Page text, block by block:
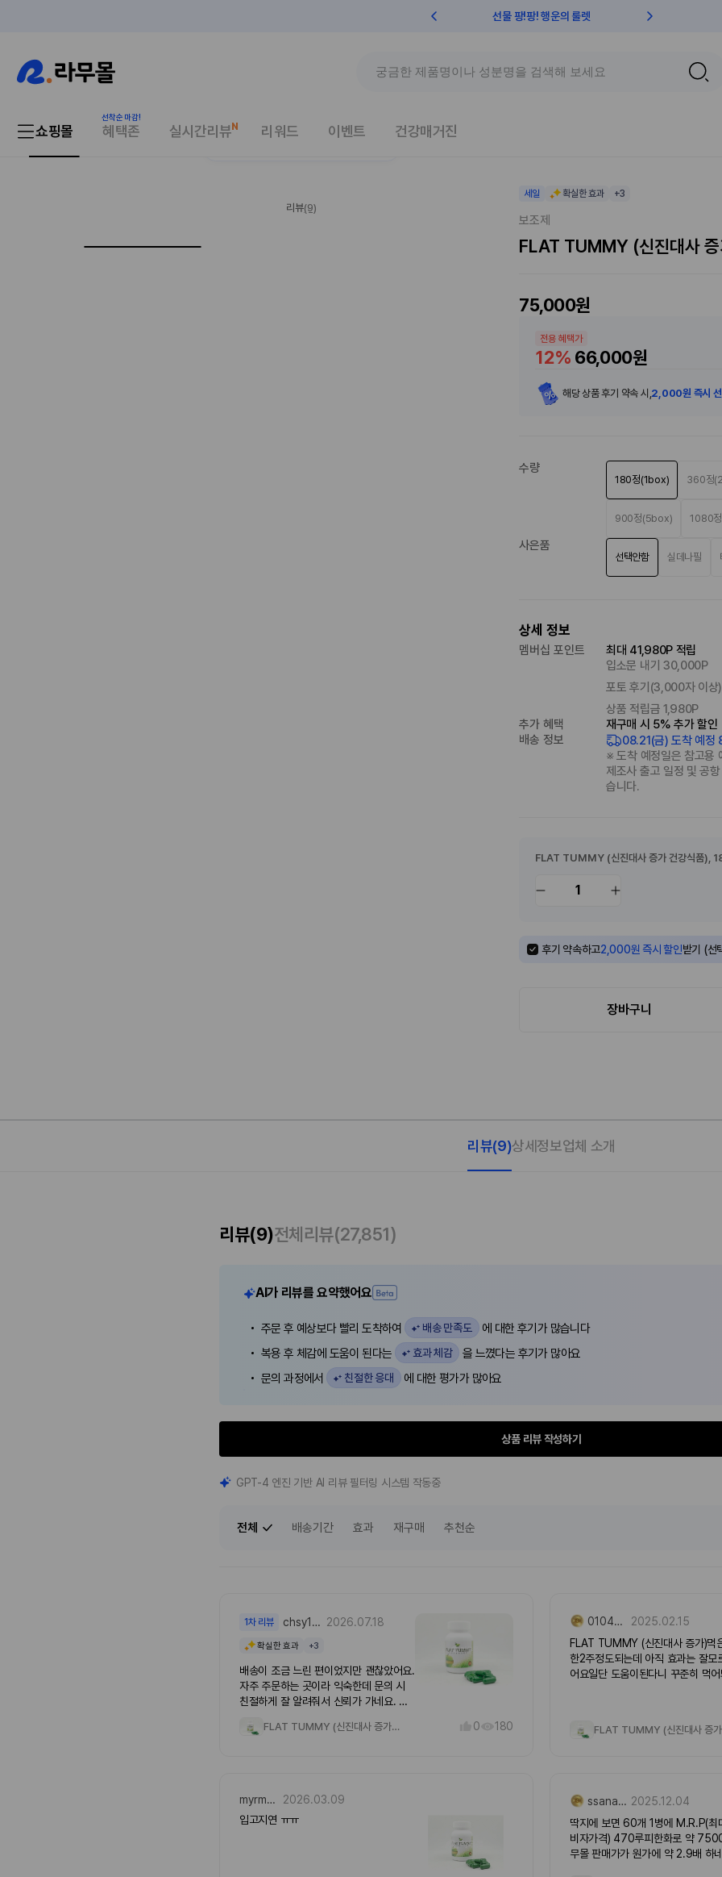
선물 팡!팡! 행운의 룰렛
쇼핑몰 혜택존 실시간리뷰 리워드 이벤트 건강매거진
리뷰(9)
세일 확실한 효과 +3
보조제
FLAT TUMMY (신진대사
75,000원
전용 혜택가
12% 66,000원
해당 상품 후기 약속 시,2,000원 즉시 선
수량
180정(1box) 360정
900정(5box) 1080
사은품
선택안함 실데나필
상세 정보
멤버십 포인트
최대 41,980P 적립
입소문 내기 30,000P
포토 후기(3,000자 이
상품 적립금 1,980P
추가 혜택
재구매 시 5% 추가 할인
배송 정보
08.21(금) 도착 예정
※ 도착 예정일은 참고용
제조사 출고 일정 및 공
습니다.
FLAT TUMMY (신진대사 증가 건강식품),
1
후기 약속하고2,000원 즉시 할인받기 (선
장바구니
리뷰(9)상세정보업체 소개
리뷰(9)전체리뷰(27,851)
AI가 리뷰를 요약했어요
주문 후 예상보다 빨리 도착하여 배송 만족도 에 대한 후기가 많습니다
복용 후 체감에 도움이 된다는
효과 체감
을 느꼈다는 후기가 많아요
문의 과정에서
친절한 응대 에 대한 평가가 많아요
상품 리뷰 작성하기
GPT-4 엔진 기반 AI 리뷰 필터링 시스템 작동중
전체 배송기간 효과 재구매 추천순
1차 리뷰 chsy1*** 2026.07.18
확실한 효과 +3
배송이 조금 느린 편이었지만 괜찮았어요.
자주 주문하는 곳이라 익숙한데 문의 시
친절하게 잘 알려줘서 신뢰가 가네요. 덕
FLAT TUMMY (신진대사 증가 건강식품) 0 180
01049140***
2025.02.15
FLAT TUMMY (신진대사 증가)먹
한2주정도되는데 아직 효과는 잘모
어요일단 도움이된다니 꾸준히 먹
FLAT TUMMY (신진대사 증가)먹
조제품들은 눈에 보이는효과는 기
FLAT TUMMY (신진대사 증가)먹
한2주정도되는데 아직 효과는 잘모
어요일단 도움이된다니 꾸준히 먹
myrm***
2026.03.09
입고지연 ㅠㅠ
ssanayi*** 2025.12.04
딱지에 보면 60개 1병에 M.R.P(최
비자가격) 470루피한화로 약
무몰 판매가가 원가에 약 2.9배 하